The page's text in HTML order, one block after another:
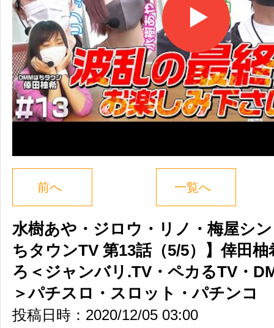
前へ 一覧へ
水樹あや・ジロウ・リノ・梅屋シ
ちタウンTV 第13話（5/5）】倖田
ろ＜ジャンバリ.TV・ペカるTV・
＞パチスロ・スロット・パチンコ
投稿日時：2020/12/05 03:00